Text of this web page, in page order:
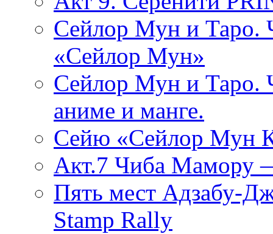
Сейлор Мун и Таро.
«Сейлор Мун»
Сейлор Мун и Таро.
аниме и манге.
Cейю «Сейлор Мун
Акт.7 Чиба Мамору
Пять мест Адзабу-
Stamp Rally